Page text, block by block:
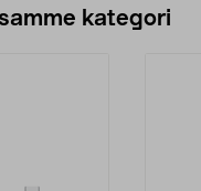
kategori